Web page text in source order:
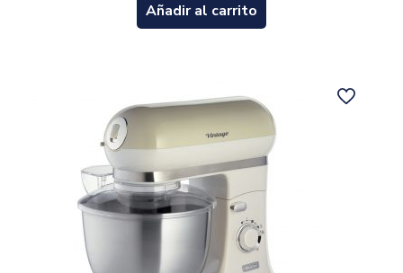
Añadir al carrito